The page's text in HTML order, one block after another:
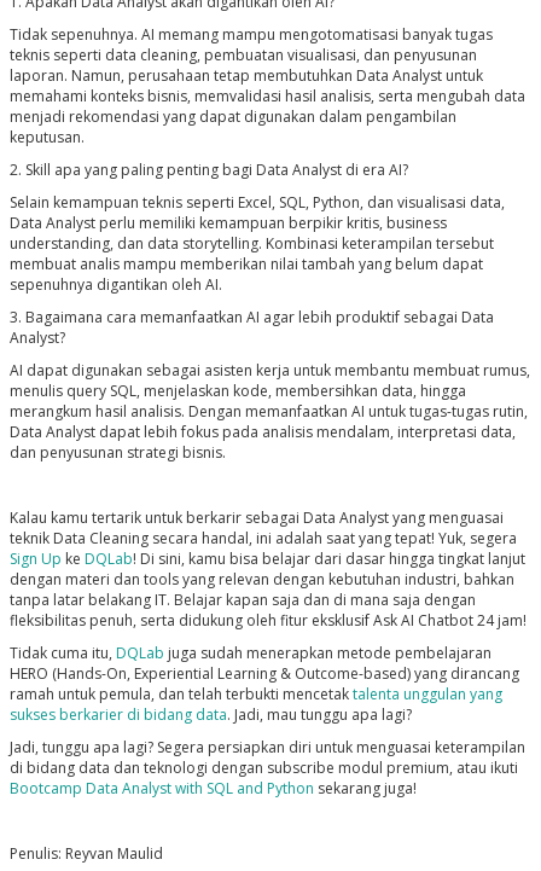
Tidak sepenuhnya. AI memang mampu mengotomatisasi banyak tugas
teknis seperti data cleaning, pembuatan visualisasi, dan penyusunan
laporan. Namun, perusahaan tetap membutuhkan Data Analyst untuk
memahami konteks bisnis, memvalidasi hasil analisis, serta mengubah data
menjadi rekomendasi yang dapat digunakan dalam pengambilan
keputusan.
2. Skill apa yang paling penting bagi Data Analyst di era AI?
Selain kemampuan teknis seperti Excel, SQL, Python, dan visualisasi data,
Data Analyst perlu memiliki kemampuan berpikir kritis, business
understanding, dan data storytelling. Kombinasi keterampilan tersebut
membuat analis mampu memberikan nilai tambah yang belum dapat
sepenuhnya digantikan oleh AI.
3. Bagaimana cara memanfaatkan AI agar lebih produktif sebagai Data
Analyst?
AI dapat digunakan sebagai asisten kerja untuk membantu membuat rumus,
menulis query SQL, menjelaskan kode, membersihkan data, hingga
merangkum hasil analisis. Dengan memanfaatkan AI untuk tugas-tugas rutin,
Data Analyst dapat lebih fokus pada analisis mendalam, interpretasi data,
dan penyusunan strategi bisnis.
Kalau kamu tertarik untuk berkarir sebagai Data Analyst yang menguasai
teknik Data Cleaning secara handal, ini adalah saat yang tepat! Yuk, segera
Sign Up ke DQLab! Di sini, kamu bisa belajar dari dasar hingga tingkat lanjut
dengan materi dan tools yang relevan dengan kebutuhan industri, bahkan
tanpa latar belakang IT. Belajar kapan saja dan di mana saja dengan
fleksibilitas penuh, serta didukung oleh fitur eksklusif Ask AI Chatbot 24 jam!
Tidak cuma itu, DQLab juga sudah menerapkan metode pembelajaran
HERO (Hands-On, Experiential Learning & Outcome-based) yang dirancang
ramah untuk pemula, dan telah terbukti mencetaktalenta unggulan yang
sukses berkarier di bidang data. Jadi, mau tunggu apa lagi?
Jadi, tunggu apa lagi? Segera persiapkan diri untuk menguasai keterampilan
di bidang data dan teknologi dengan subscribe modul premium, atau ikuti
Bootcamp Data Analyst with SQL and Python sekarang juga!
Penulis: Reyvan Maulid